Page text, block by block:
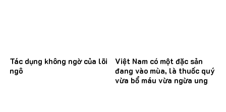
Tác dụng không ngờ của lõi
ngô
Việt Nam có một đặc sản
đang vào mùa, là thuốc quý
vừa bổ máu vừa ngừa ung